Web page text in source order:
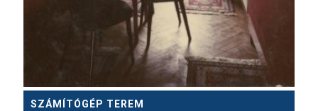
SZÁMÍTÓGÉP TEREM